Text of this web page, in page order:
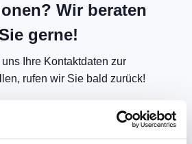
Wir beraten
gerne!
Ihre Kontaktdaten zur
rufen wir Sie bald zurück!